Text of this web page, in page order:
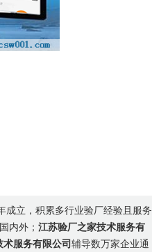
成立，积累多行业验厂经验且服务
内外；江苏验厂之家技术服务有
服务有限公司辅导数万家企业通